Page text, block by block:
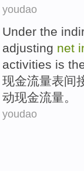
youdao
Under the
adjusting net
activities is
现金流量表间
动现金流量。
youdao